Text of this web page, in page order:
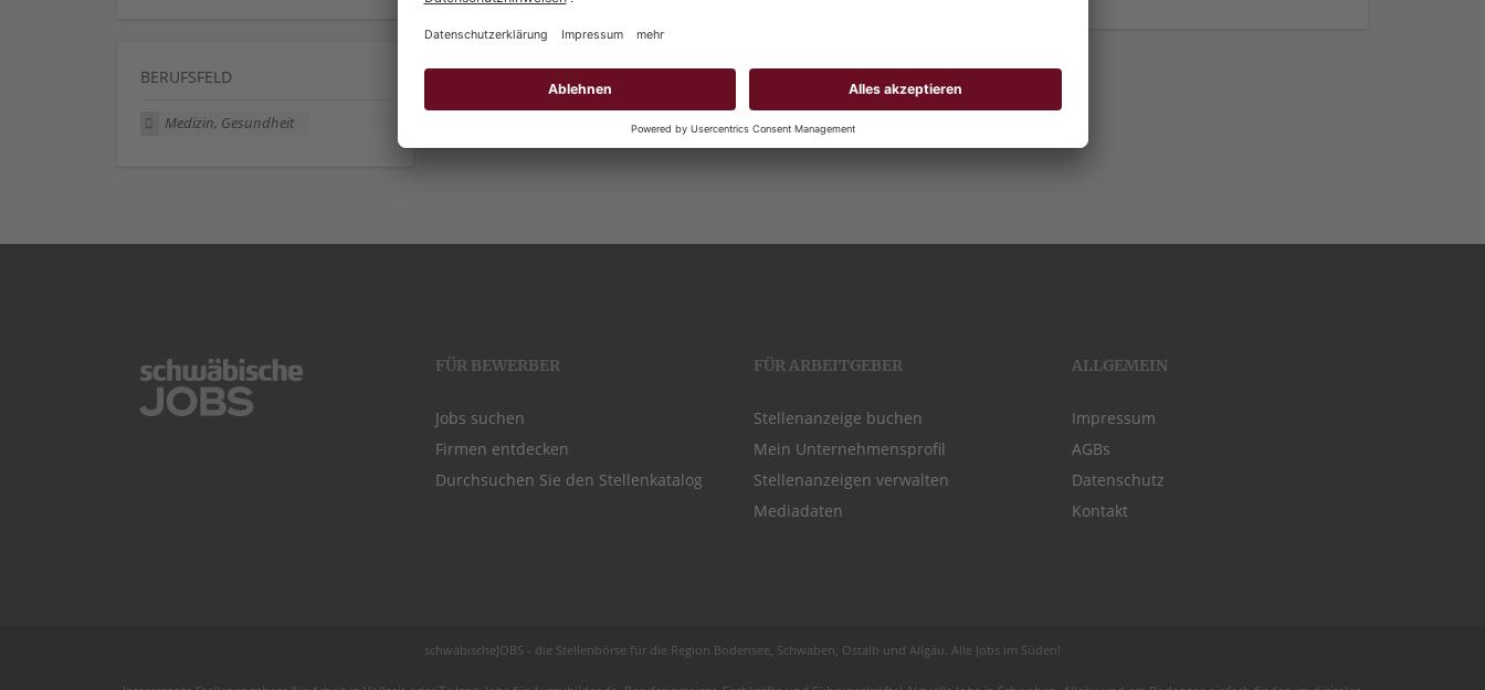
BERUFSFELD
Medizin, Gesundheit
FÜR BEWERBER
Jobs suchen
Firmen entdecken
Durchsuchen Sie den Stellenkatalog
FÜR ARBEITGEBER
Stellenanzeige buchen
Mein Unternehmensprofil
Stellenanzeigen verwalten
Mediadaten
ALLGEMEIN
Impressum
AGBs
Datenschutz
Kontakt
schwäbischeJOBS - die Stellenbörse für die Region Bodensee, Schwaben, Ostalb und Allgäu. Alle Jobs im Süden!